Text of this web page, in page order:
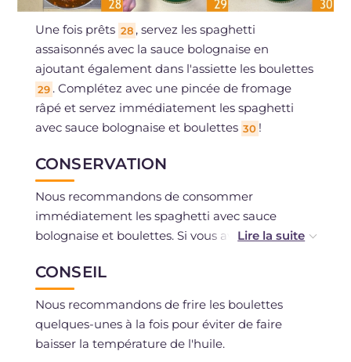
Une fois prêts 28 , servez les spaghetti
assaisonnés avec la sauce bolognaise en
ajoutant également dans l'assiette les boulettes
29 . Complétez avec une pincée de fromage
râpé et servez immédiatement les spaghetti
avec sauce bolognaise et boulettes 30 !
CONSERVATION
Nous recommandons de consommer
immédiatement les spaghetti avec sauce
bolognaise et boulettes. Si vous avez des restes,
pendant quelques jours.
La sauce bolognaise et les boulettes peuvent
être congelées séparément si vous avez utilisé
de la viande fraîche.
CONSEIL
Nous recommandons de frire les boulettes
quelques-unes à la fois pour éviter de faire
baisser la température de l'huile.